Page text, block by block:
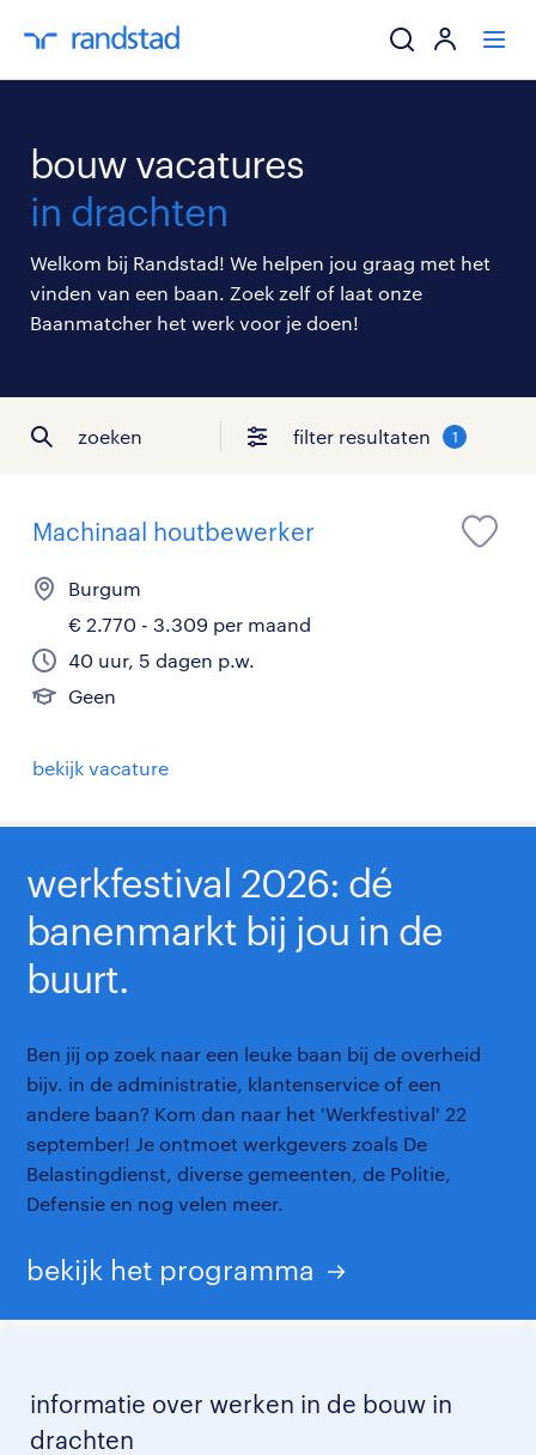
mijn carrière
over randstad
bouw vacatures
in drachten
Welkom bij Randstad! We helpen jou graag met het
vinden van een baan. Zoek zelf of laat onze
Baanmatcher het werk voor je doen!
zoeken filter resultaten 1
Machinaal houtbewerker
Burgum
€ 2.770 - 3.309 per maand
40 uur, 5 dagen p.w.
Geen
bekijk vacature
werkfestival 2026: dé
banenmarkt bij jou in de
buurt.
Ben jij op zoek naar een leuke baan bij de overheid
bijv. in de administratie, klantenservice of een
andere baan? Kom dan naar het 'Werkfestival' 22
september! Je ontmoet werkgevers zoals De
Belastingdienst, diverse gemeenten, de Politie,
Defensie en nog velen meer.
bekijk het programma
informatie over werken in de bouw in
drachten